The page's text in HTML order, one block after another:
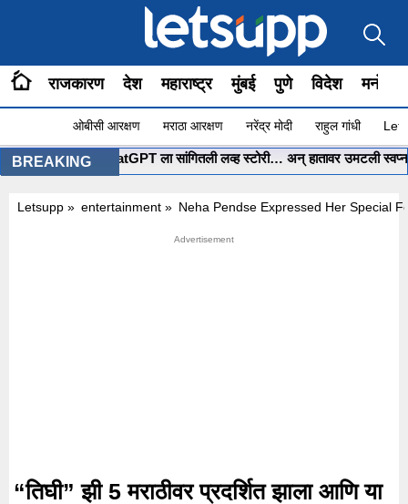
राजकारण देश महाराष्ट्र मुंबई पुणे विदेश
ओबीसी आरक्षण मराठा आरक्षण नरेंद्र मोदी राहुल गांधी
BREAKING
पोरीनं ChatGPT ला सांगितली लव्ह स्टोरी… अन् हातावर उमटली स्वप्नातली
Letsupp » entertainment » Neha Pendse Expressed Her Special
“तिघी” झी 5 मराठीवर प्रदर्शित झाला आणि या